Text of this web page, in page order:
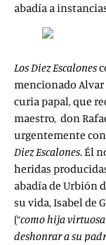
abadía a
Los Diez Escalones
mencionado Alvar
curia papal, que
maestro, don
urgentemente
Diez Escalones. Él
heridas
abadía de Urbión
su vida, Isabel de
(“como hija
deshonrar a su